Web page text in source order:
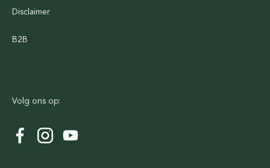
Disclaimer
B2B
Volg ons op: